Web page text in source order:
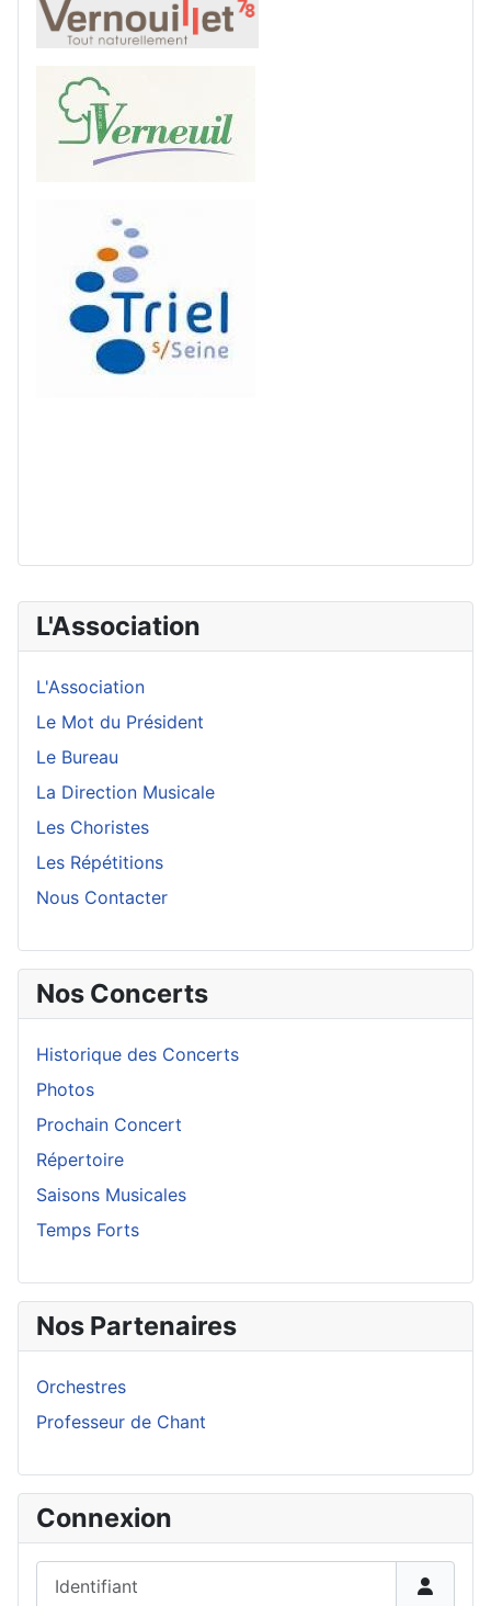
L'Association
L'Association
Le Mot du Président
Le Bureau
La Direction Musicale
Les Choristes
Les Répétitions
Nous Contacter
Nos Concerts
Historique des Concerts
Photos
Prochain Concert
Répertoire
Saisons Musicales
Temps Forts
Nos Partenaires
Orchestres
Professeur de Chant
Connexion